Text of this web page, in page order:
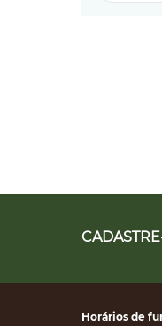
Horários de